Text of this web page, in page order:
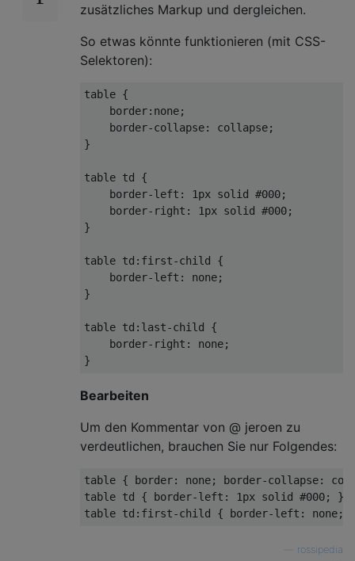
zusätzliches Markup und dergleichen.
So etwas könnte funktionieren (mit CSS-
Selektoren):
table {
border:none;
border-collapse: collapse;
}
table td {
border-left : 1px solid #000;
border-right : 1px solid #000;
}
table td :first-child {
border-left : none;
}
table td :last-child {
border-right : none;
Bearbeiten
Um den Kommentar von @ jeroen zu
verdeutlichen, brauchen Sie nur Folgendes:
table { border: none; border-collapse
table td { border-left : 1px solid #000
table td :first-child { border-left
rossipedia